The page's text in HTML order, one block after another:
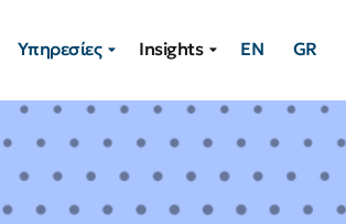
Υπηρεσίες Insights EN GR